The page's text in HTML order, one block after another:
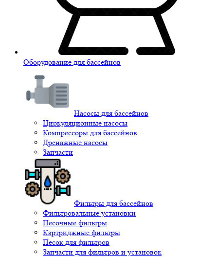
Оборудование для бассейнов
Насосы для бассейнов
Циркуляционные насосы
Компрессоры для бассейнов
Дренажные насосы
Запчасти
Фильтры для бассейнов
Фильтровальные установки
Песочные фильтры
Картриджные фильтры
Песок для фильтров
Запчасти для фильтров и установок